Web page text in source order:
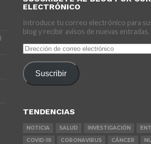
ELECTRÓNICO
Introduce tu correo electrónico para
blog y recibir avisos de nuevas entradas.
Dirección
de
correo
electrónico
Suscribir
TENDENCIAS
NOTICIA SALUD INVESTIGACIÓN
COVID-19
CORONAVIRUS CÁNCER